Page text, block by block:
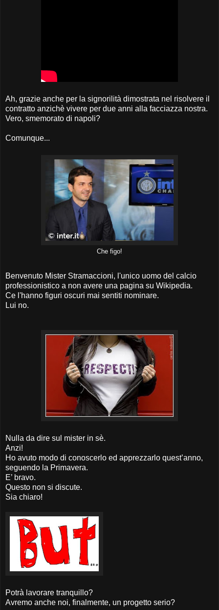
Ah, grazie anche per la signorilità dimostrata nel risolvere il
contratto anzichè vivere per due anni alla facciazza nostra.
Vero, smemorato di napoli?
Comunque...
Che figo!
Benvenuto Mister Stramaccioni, l'unico uomo del calcio
professionistico a non avere una pagina su Wikipedia.
Ce l'hanno figuri oscuri mai sentiti nominare.
Lui no.
Nulla da dire sul mister in sè.
Anzi!
Ho avuto modo di conoscerlo ed apprezzarlo quest’anno,
seguendo la Primavera.
E’ bravo.
Questo non si discute.
Sia chiaro!
Potrà lavorare tranquillo?
Avremo anche noi, finalmente, un progetto serio?